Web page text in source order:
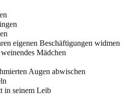
eigenen Beschäftigungen widmen
Mädchen
Augen abwischen
in seinem Leib